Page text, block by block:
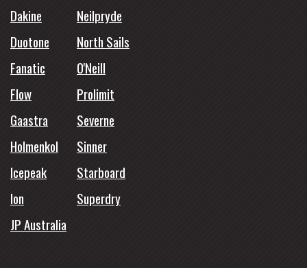
Dakine
Neilpryde
Duotone
North Sails
Fanatic
O'Neill
Flow
Prolimit
Gaastra
Severne
Holmenkol
Sinner
Icepeak
Starboard
Ion
Superdry
JP Australia